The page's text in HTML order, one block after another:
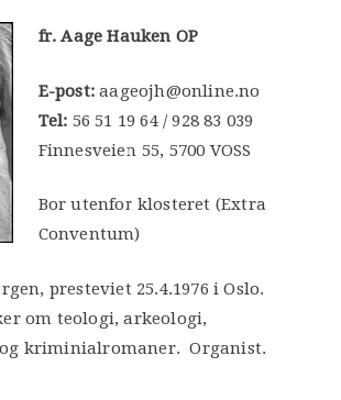
fr. Aage Hauken OP
E-post:aageojh@online.no
Tel: 56 51 19 64 / 928 83 039
Finnesveien 55, 5700 VOSS
Bor utenfor klosteret (Extra
Conventum)
presteviet 25.4.1976 i Oslo.
om teologi, arkeologi,
kriminialromaner. Organist.